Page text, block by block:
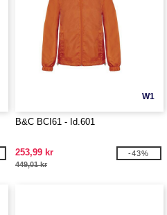
W1
B&C BCI61 - Id.601
253,99 kr
449,01 kr
-43%